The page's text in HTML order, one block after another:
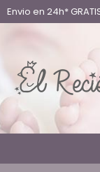
Envio en 24h*